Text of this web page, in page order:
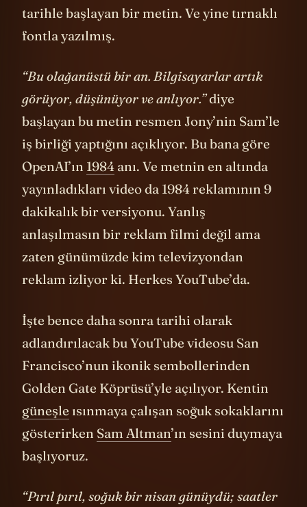
pardonSam Altman vardı. Altında da yine
tarihle başlayan bir metin. Ve yine tırnaklı
“Bu olağanüstü bir an. Bilgisayarlar artık
görüyor, düşünüyor ve anlıyor.”diye
başlayan bu metin resmen Jony’nin Sam’le
iş birliği yaptığını açıklıyor. Bu bana göre
OpenAI’ın1984anı. Ve metnin en altında
yayınladıkları video da 1984 reklamının 9
dakikalık bir versiyonu. Yanlış
anlaşılmasın bir reklam filmi değil ama
zaten günümüzde kim televizyondan
İşte bence daha sonra tarihi olarak
adlandırılacak bu YouTube videosu San
Francisco’nun ikonik sembollerinden
Golden Gate Köprüsü’yle açılıyor. Kentin
güneşleısınmaya çalışan soğuk sokaklarını
gösterirken